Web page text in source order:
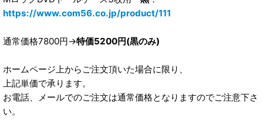
https://www.com56.co.jp/product/111
通常価格7800円→特価5200円(黒のみ)
ホームページ上からご注文頂いた場合に限り、
上記単価で承ります。
お電話、メールでのご注文は通常価格となりますのでご注意下さ
い。